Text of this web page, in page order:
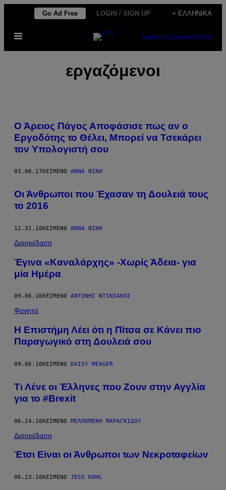
Μετάβαση
περιεχόμενο
Go Ad Free LOGIN / SIGN UP + ΕΛΛΗΝΙΚΆ
Ανοίξτε
μενού
SUBSCRIBENEWSLETTER
εργαζόμενοι
Ο Άρειος Πάγος Αποφάσισε πως αν ο
Εργοδότης το Θέλει, Μπορεί να Τσεκάρει
τον Υπολογιστή σου
03.06.17 ΚΕΊΜΕΝΟ ΆΝΝΑ ΝΊΝΗ
Οι Άνθρωποι που Έχασαν τη Δουλειά τους
το 2016
12.31.16ΚΕΊΜΕΝΟ ΆΝΝΑ ΝΊΝΗ
Διασκέδαση
Έγινα «Καναλάρχης» -Χωρίς Άδεια- για
μία Ημέρα
09.06.16 ΚΕΊΜΕΝΟ ΑΝΤΏΝΗΣ ΝΤΙΝΙΑΚΌΣ
Φαγητό
Η Επιστήμη Λέει ότι η Πίτσα σε Κάνει πιο
Παραγωγικό στη Δουλειά σου
09.06.16ΚΕΊΜΕΝΟ DAISY MEAGER
Τι Λένε οι Έλληνες που Ζουν στην Αγγλία
για το #Brexit
06.24.16ΚΕΊΜΕΝΟ ΜΕΛΠΟΜΈΝΗ ΜΑΡΑΓΚΊΔΟΥ
Διασκέδαση
Έτσι Είναι οι Άνθρωποι των Νεκροταφείων
06.23.16 ΚΕΊΜΕΝΟ JESS KOHL